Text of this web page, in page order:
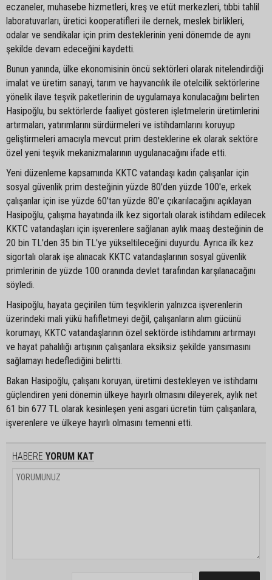
eczaneler, muhasebe hizmetleri, kreş ve etüt merkezleri, tıbbi tahlil
laboratuvarları, üretici kooperatifleri ile dernek, meslek birlikleri,
odalar ve sendikalar için prim desteklerinin yeni dönemde de aynı
şekilde devam edeceğini kaydetti.
Bunun yanında, ülke ekonomisinin öncü sektörleri olarak nitelendirdiği
imalat ve üretim sanayi, tarım ve hayvancılık ile otelcilik sektörlerine
yönelik ilave teşvik paketlerinin de uygulamaya konulacağını belirten
Hasipoğlu, bu sektörlerde faaliyet gösteren işletmelerin üretimlerini
artırmaları, yatırımlarını sürdürmeleri ve istihdamlarını koruyup
geliştirmeleri amacıyla mevcut prim desteklerine ek olarak sektöre
özel yeni teşvik mekanizmalarının uygulanacağını ifade etti.
Yeni düzenleme kapsamında KKTC vatandaşı kadın çalışanlar için
sosyal güvenlik prim desteğinin yüzde 80'den yüzde 100'e, erkek
çalışanlar için ise yüzde 60'tan yüzde 80'e çıkarılacağını açıklayan
Hasipoğlu, çalışma hayatında ilk kez sigortalı olarak istihdam edilecek
KKTC vatandaşları için işverenlere sağlanan aylık maaş desteğinin de
20 bin TL'den 35 bin TL'ye yükseltileceğini duyurdu. Ayrıca ilk kez
sigortalı olarak işe alınacak KKTC vatandaşlarının sosyal güvenlik
primlerinin de yüzde 100 oranında devlet tarafından karşılanacağını
söyledi.
Hasipoğlu, hayata geçirilen tüm teşviklerin yalnızca işverenlerin
üzerindeki mali yükü hafifletmeyi değil, çalışanların alım gücünü
korumayı, KKTC vatandaşlarının özel sektörde istihdamını artırmayı
ve hayat pahalılığı artışının çalışanlara eksiksiz şekilde yansımasını
sağlamayı hedeflediğini belirtti.
Bakan Hasipoğlu, çalışanı koruyan, üretimi destekleyen ve istihdamı
güçlendiren yeni dönemin ülkeye hayırlı olmasını dileyerek, aylık net
61 bin 677 TL olarak kesinleşen yeni asgari ücretin tüm çalışanlara,
işverenlere ve ülkeye hayırlı olmasını temenni etti.
HABERE YORUM KAT